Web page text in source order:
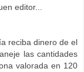
editor...
reciba dinero de el
las cantidades
valorada en 120